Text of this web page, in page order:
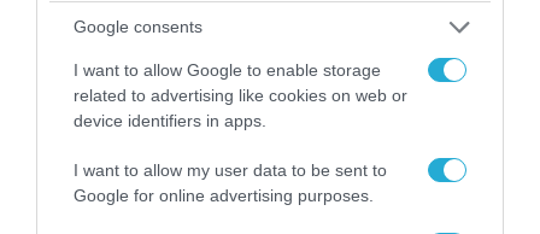
Google consents
I want to allow Google to enable storage
related to advertising like cookies on web or
device identifiers in apps.
I want to allow my user data to be sent to
Google for online advertising purposes.